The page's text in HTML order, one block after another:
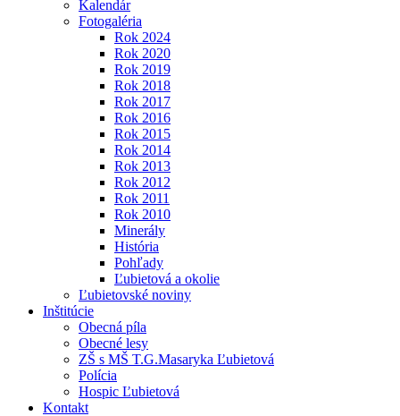
Kalendár
Fotogaléria
Rok 2024
Rok 2020
Rok 2019
Rok 2018
Rok 2017
Rok 2016
Rok 2015
Rok 2014
Rok 2013
Rok 2012
Rok 2011
Rok 2010
Minerály
História
Pohľady
Ľubietová a okolie
Ľubietovské noviny
Inštitúcie
Obecná píla
Obecné lesy
ZŠ s MŠ T.G.Masaryka Ľubietová
Polícia
Hospic Ľubietová
Kontakt